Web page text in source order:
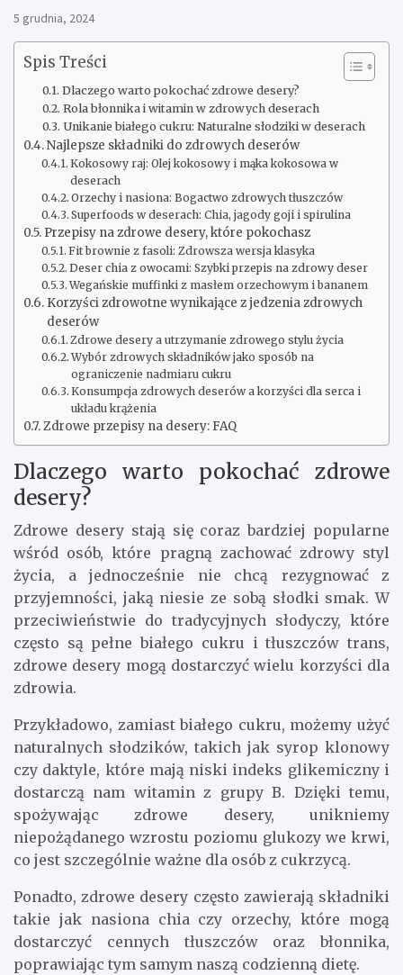
5 grudnia, 2024
Spis Treści
Dlaczego warto pokochać zdrowe desery?
Rola błonnika i witamin w zdrowych deserach
Unikanie białego cukru: Naturalne słodziki w deserach
Najlepsze składniki do zdrowych deserów
Kokosowy raj: Olej kokosowy i mąka kokosowa w
deserach
Orzechy i nasiona: Bogactwo zdrowych tłuszczów
Superfoods w deserach: Chia, jagody goji i spirulina
Przepisy na zdrowe desery, które pokochasz
Fit brownie z fasoli: Zdrowsza wersja klasyka
Deser chia z owocami: Szybki przepis na zdrowy deser
Wegańskie muffinki z masłem orzechowym i bananem
Korzyści zdrowotne wynikające z jedzenia zdrowych
deserów
Zdrowe desery a utrzymanie zdrowego stylu życia
Wybór zdrowych składników jako sposób na
ograniczenie nadmiaru cukru
Konsumpcja zdrowych deserów a korzyści dla serca i
układu krążenia
Zdrowe przepisy na desery: FAQ
Dlaczego warto pokochać zdrowe
desery?
Zdrowe desery stają się coraz bardziej popularne
wśród osób, które pragną zachować zdrowy styl
życia, a jednocześnie nie chcą rezygnować z
przyjemności, jaką niesie ze sobą słodki smak. W
przeciwieństwie do tradycyjnych słodyczy, które
często są pełne białego cukru i tłuszczów trans,
zdrowe desery mogą dostarczyć wielu korzyści dla
zdrowia.
Przykładowo, zamiast białego cukru, możemy użyć
naturalnych słodzików, takich jak syrop klonowy
czy daktyle, które mają niski indeks glikemiczny i
dostarczą nam witamin z grupy B. Dzięki temu,
spożywając zdrowe desery, unikniemy
niepożądanego wzrostu poziomu glukozy we krwi,
co jest szczególnie ważne dla osób z cukrzycą.
Ponadto, zdrowe desery często zawierają składniki
takie jak nasiona chia czy orzechy, które mogą
dostarczyć cennych tłuszczów oraz błonnika,
poprawiając tym samym naszą codzienną dietę.